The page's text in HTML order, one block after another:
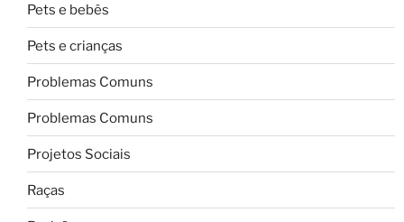
Pets e bebês
Pets e crianças
Problemas Comuns
Problemas Comuns
Projetos Sociais
Raças